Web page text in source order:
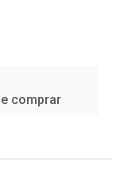
comprar